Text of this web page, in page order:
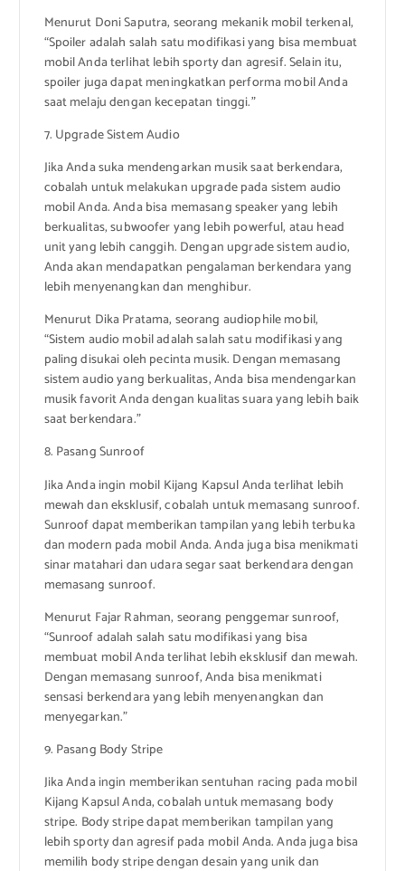
Menurut Doni Saputra, seorang mekanik mobil terkenal,
“Spoiler adalah salah satu modifikasi yang bisa membuat
mobil Anda terlihat lebih sporty dan agresif. Selain itu,
spoiler juga dapat meningkatkan performa mobil Anda
saat melaju dengan kecepatan tinggi.”
7. Upgrade Sistem Audio
Jika Anda suka mendengarkan musik saat berkendara,
cobalah untuk melakukan upgrade pada sistem audio
mobil Anda. Anda bisa memasang speaker yang lebih
berkualitas, subwoofer yang lebih powerful, atau head
unit yang lebih canggih. Dengan upgrade sistem audio,
Anda akan mendapatkan pengalaman berkendara yang
lebih menyenangkan dan menghibur.
Menurut Dika Pratama, seorang audiophile mobil,
“Sistem audio mobil adalah salah satu modifikasi yang
paling disukai oleh pecinta musik. Dengan memasang
sistem audio yang berkualitas, Anda bisa mendengarkan
musik favorit Anda dengan kualitas suara yang lebih baik
saat berkendara.”
8. Pasang Sunroof
Jika Anda ingin mobil Kijang Kapsul Anda terlihat lebih
mewah dan eksklusif, cobalah untuk memasang sunroof.
Sunroof dapat memberikan tampilan yang lebih terbuka
dan modern pada mobil Anda. Anda juga bisa menikmati
sinar matahari dan udara segar saat berkendara dengan
memasang sunroof.
Menurut Fajar Rahman, seorang penggemar sunroof,
“Sunroof adalah salah satu modifikasi yang bisa
membuat mobil Anda terlihat lebih eksklusif dan mewah.
Dengan memasang sunroof, Anda bisa menikmati
sensasi berkendara yang lebih menyenangkan dan
menyegarkan.”
9. Pasang Body Stripe
Jika Anda ingin memberikan sentuhan racing pada mobil
Kijang Kapsul Anda, cobalah untuk memasang body
stripe. Body stripe dapat memberikan tampilan yang
lebih sporty dan agresif pada mobil Anda. Anda juga bisa
memilih body stripe dengan desain yang unik dan